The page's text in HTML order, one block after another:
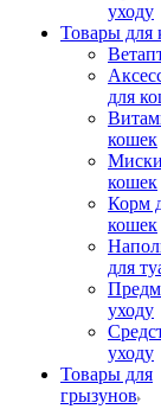
уходу
Товары для
для
кошек
кошек
Корм
кошек
для
уходу
уходу
Товары для
грызунов